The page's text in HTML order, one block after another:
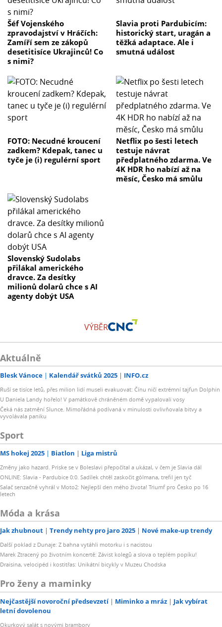
Šéf Vojenského
zpravodajství v Hráčích:
Zamíří sem ze zákopů
desetitisíce Ukrajinců! Co
s nimi?
Slavia proti Pardubicím:
historický start, uragán a
těžká adaptace. Ale i
smutná událost
FOTO: Necudné kroucení
zadkem? Kdepak, tanec u
tyče je (i) regulérní sport
Netflix po šesti letech
testuje návrat
předplatného zdarma. Ve
4K HDR ho nabízí až na
měsíc, Česko má smůlu
Slovenský Sudolabs
přilákal amerického
dravce. Za desítky
milionů dolarů chce s AI
agenty dobýt USA
VÝBĚR
Aktuálně
Blesk Vánoce Kalendář svátků 2025 INFO.cz
Ruší se tisíce letů, přes milion lidí museli evakuovat: Čínu ničí extrémní tajfun Dolphin
U Daniela Landy hořelo! V památkově chráněném domě vypalovali vosy
Čeká nás zatmění Slunce. Mimořádná podívaná v minulosti ovlivňovala bitvy a
vyvolávala paniku
Sport
MS hokej 2025 Biatlon Liga mistrů
Změny jako hazard. Priske se v Boleslavi přepočítal a ukázal, v čem je Slavia dál
ONLINE: Slavia - Pardubice 0:0. Sadílek chtěl zaskočit gólmana, trefil jen tyč
Salač senzačně vyhrál v Moto2: Nejlepší den mého života! Triumf pro Česko po 16
letech
Móda a krása
Jak zhubnout Trendy nehty pro jaro 2025 Nové make-up trendy
Další poklad z Dunaje: Z bahna vytáhli motorku i s nacistou
Marek Ztracený po životním koncertě: Závist kolegů a slova o teplém popíku!
Draisina, velocipéd i kostitřas: Unikátní bicykly v Muzeu Chodska
Pro ženy a maminky
Nejčastější novoroční předsevzetí Miminko a mráz
Jak vybírat
letní dovolenou
Okurkový salát s novými brambory